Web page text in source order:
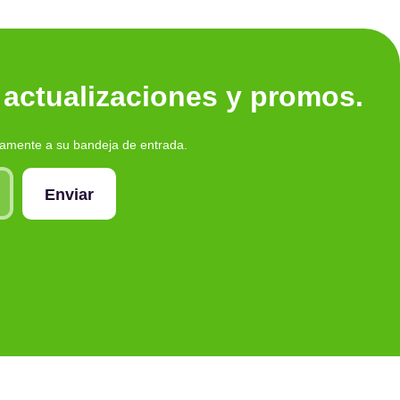
y promos.
a su bandeja de entrada.
Enviar